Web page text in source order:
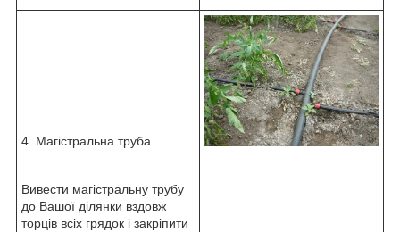
4. Магістральна труба
Вивести магістральну трубу
до Вашої ділянки вздовж
торців всіх грядок і закріпити